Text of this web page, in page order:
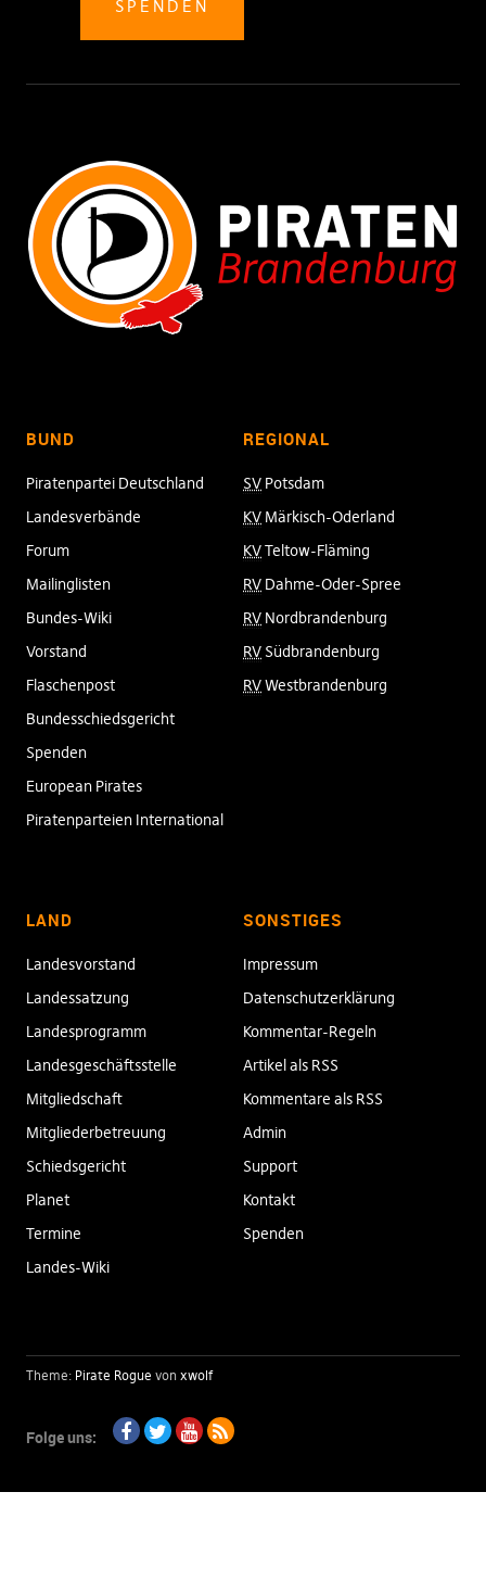
SPENDEN
BUND
Piratenpartei Deutschland
Landesverbände
Forum
Mailinglisten
Bundes-Wiki
Vorstand
Flaschenpost
Bundesschiedsgericht
Spenden
European Pirates
Piratenparteien International
REGIONAL
SV Potsdam
KV Märkisch-Oderland
KVTeltow-Fläming
RV Dahme-Oder-Spree
RV Nordbrandenburg
RV Südbrandenburg
RVWestbrandenburg
LAND
Landesvorstand
Landessatzung
Landesprogramm
Landesgeschäftsstelle
Mitgliedschaft
Mitgliederbetreuung
Schiedsgericht
Planet
Termine
Landes-Wiki
SONSTIGES
Impressum
Datenschutzerklärung
Kommentar-Regeln
Artikel als RSS
Kommentare als RSS
Admin
Support
Kontakt
Spenden
Theme: Pirate Rogue von xwolf
Folge uns: